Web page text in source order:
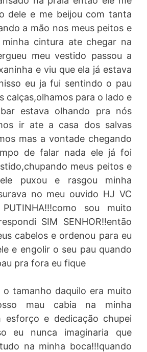
dele e me beijou com tanta
a mão nos meus peitos e
minha cintura ate chegar na
meu vestido passou a
e viu que ela já estava
eu ja fui sentindo o pau
calças,olhamos para o lado e
estava olhando pra nós
ir ate a casa dos salvas
mas a vontade chegando
de falar nada ele já foi
meus peitos e
puxou e rasgou minha
no meu ouvido HJ VC
sou muito
SIM SENHOR!!então
cabelos e ordenou para eu
e engolir o seu pau quando
pra fora eu fique
o tamanho daquilo era muito
mau cabia na minha
esforço e dedicação chupei
eu nunca imaginaria que
na minha boca!!!quando